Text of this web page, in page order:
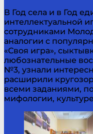
В Год села и в Год
интеллектуальной
сотрудниками
аналогии с
«Своя игра»,
любознательные
№3, узнали
расширили
всеми заданиями,
мифологии,